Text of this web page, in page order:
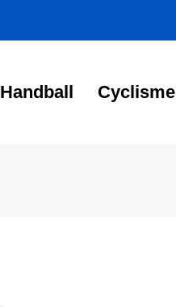
Handball Cyclisme